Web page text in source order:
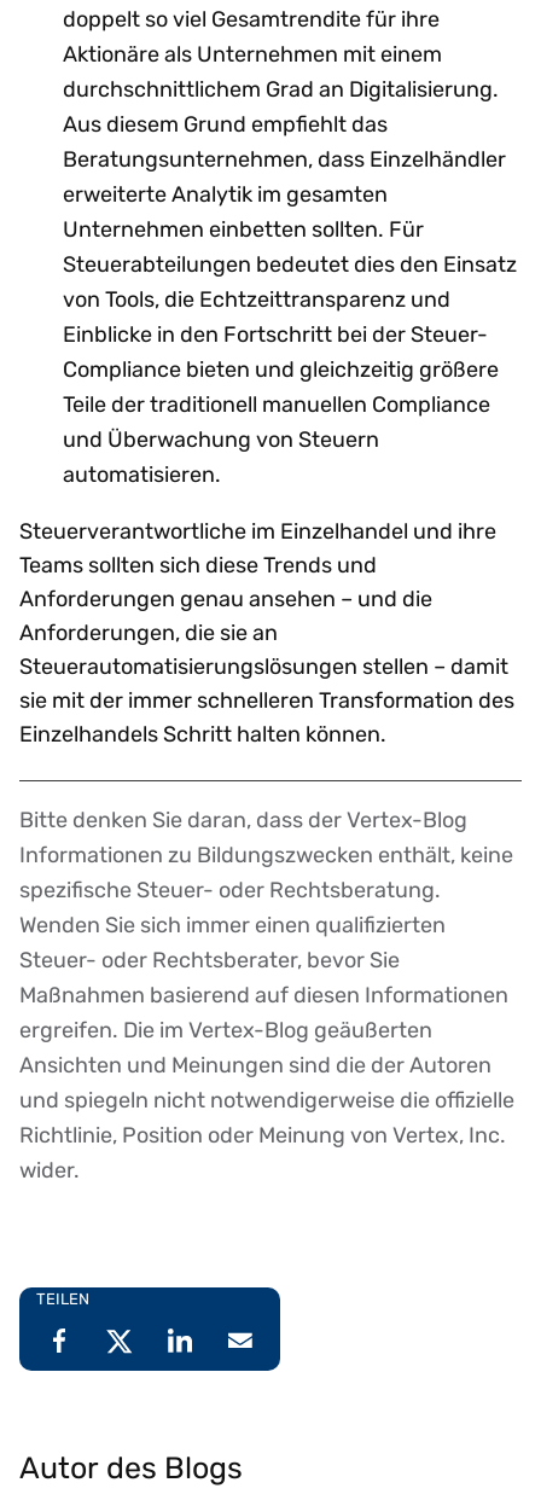
doppelt so viel Gesamtrendite für ihre
Aktionäre als Unternehmen mit einem
durchschnittlichem Grad an Digitalisierung.
Aus diesem Grund empfiehlt das
Beratungsunternehmen, dass Einzelhändler
erweiterte Analytik im gesamten
Unternehmen einbetten sollten. Für
Steuerabteilungen bedeutet dies den Einsatz
von Tools, die Echtzeittransparenz und
Einblicke in den Fortschritt bei der Steuer-
Compliance bieten und gleichzeitig größere
Teile der traditionell manuellen Compliance
und Überwachung von Steuern
automatisieren.
Steuerverantwortliche im Einzelhandel und ihre
Teams sollten sich diese Trends und
Anforderungen genau ansehen – und die
Anforderungen, die sie an
Steuerautomatisierungslösungen stellen – damit
sie mit der immer schnelleren Transformation des
Einzelhandels Schritt halten können.
Disclaimer
Bitte denken Sie daran, dass der Vertex-Blog
Informationen zu Bildungszwecken enthält, keine
spezifische Steuer- oder Rechtsberatung.
Wenden Sie sich immer einen qualifizierten
Steuer- oder Rechtsberater, bevor Sie
Maßnahmen basierend auf diesen Informationen
ergreifen. Die im Vertex-Blog geäußerten
Ansichten und Meinungen sind die der Autoren
und spiegeln nicht notwendigerweise die offizielle
Richtlinie, Position oder Meinung von Vertex, Inc.
wider.
TEILEN
Autor des Blogs